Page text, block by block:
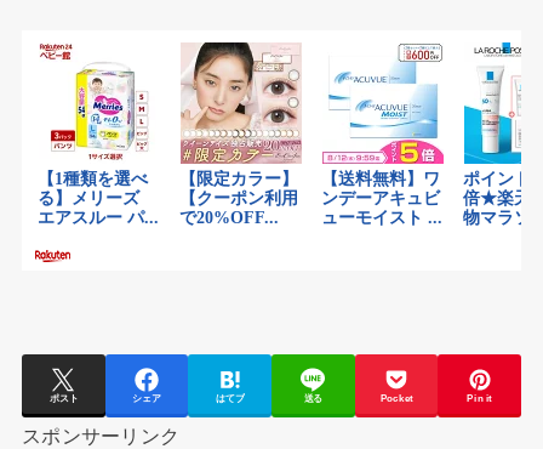
ポスト シェア はてブ 送る Pocket Pin it
スポンサーリンク